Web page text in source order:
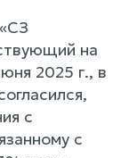
на
2025 г., в
с
с